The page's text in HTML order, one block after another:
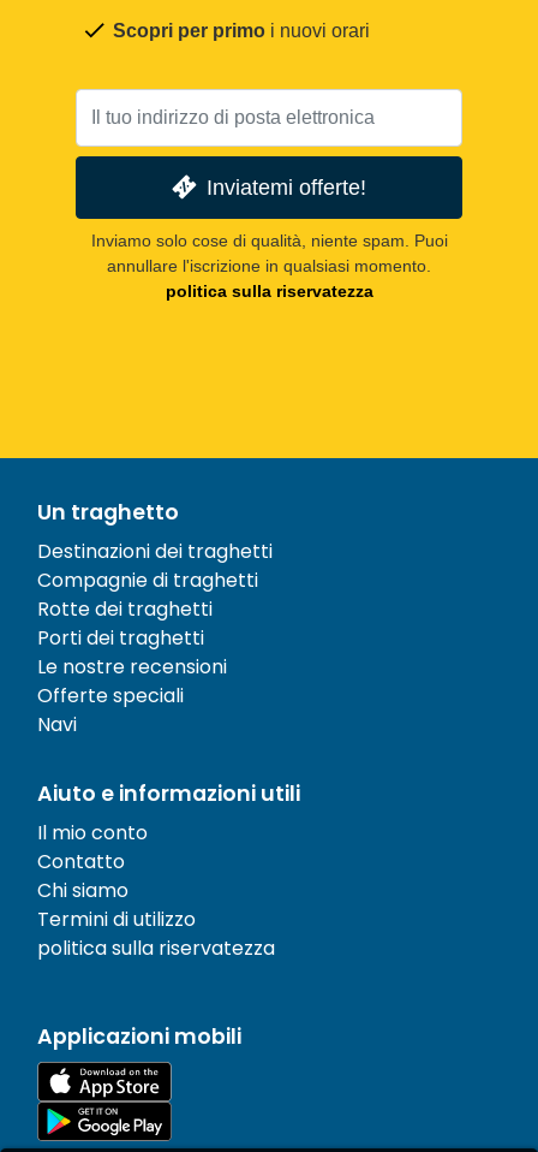
Scopri per primo i nuovi orari
Inviatemi offerte!
Inviamo solo cose di qualità, niente spam. Puoi
annullare l'iscrizione in qualsiasi momento.
politica sulla riservatezza
Un traghetto
Destinazioni dei traghetti
Compagnie di traghetti
Rotte dei traghetti
Porti dei traghetti
Le nostre recensioni
Offerte speciali
Navi
Aiuto e informazioni utili
Il mio conto
Contatto
Chi siamo
Termini di utilizzo
politica sulla riservatezza
Applicazioni mobili